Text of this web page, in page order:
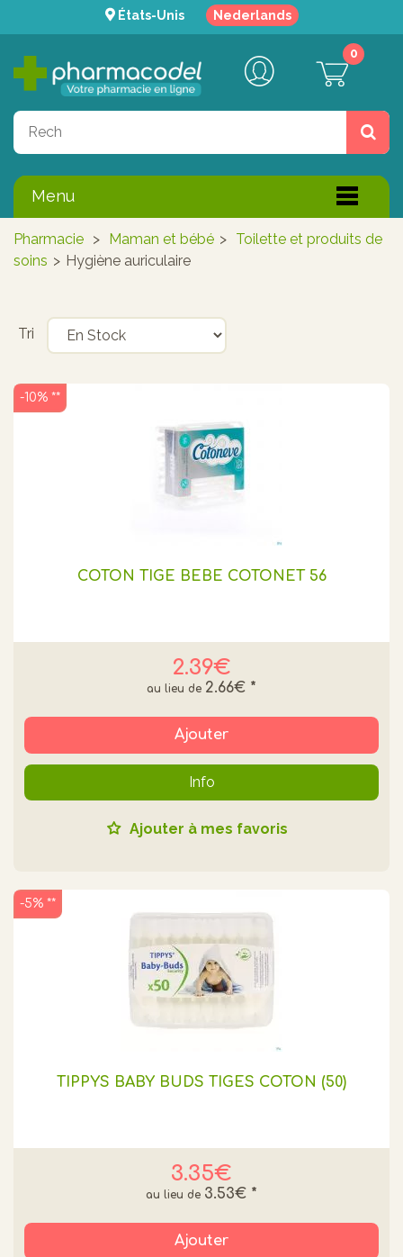
États-Unis Nederlands
0
Menu
Pharmacie > Maman et bébé > Toilette et produits de
soins > Hygiène auriculaire
Tri
COTON TIGE BEBE COTONET 56
2.39€
2.66€ *
-10% **
Ajouter
Info
Ajouter à mes favoris
TIPPYS BABY BUDS TIGES COTON (50)
3.35€
3.53€ *
-5% **
Ajouter